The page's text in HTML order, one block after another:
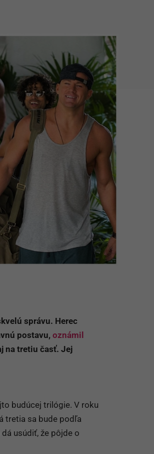
správu. Herec
postavu, oznámil
na tretiu časť. Jej
budúcej trilógie. V roku
tretia sa bude podľa
usúdiť, že pôjde o